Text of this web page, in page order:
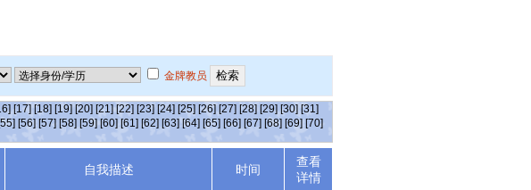
金牌教员
[17] [18] [19] [20] [21] [22] [23] [24] [25] [26] [27] [28] [29] [30] [31]
[55] [56] [57] [58] [59] [60] [61] [62] [63] [64] [65] [66] [67] [68] [69] [70]
自我描述 时间
查看
详情